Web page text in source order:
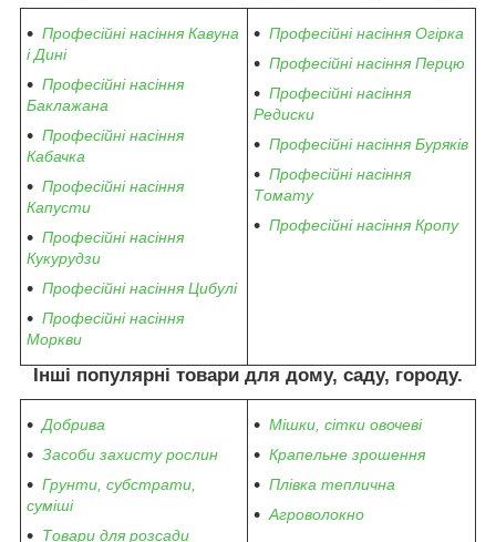
Професійні насіння Кавуна
і Дині
Професійні насіння
Баклажана
Професійні насіння
Кабачка
Професійні насіння
Капусти
Професійні насіння
Кукурудзи
Професійні насіння Цибулі
Професійні насіння
Моркви
Професійні насіння Огірка
Професійні насіння Перцю
Професійні насіння
Редиски
Професійні насіння Буряків
Професійні насіння
Томату
Професійні насіння Кропу
Інші популярні товари для дому, саду, городу.
Добрива
Засоби захисту рослин
Грунти, субстрати,
суміші
Товари для розсади
Мішки, сітки овочеві
Крапельне зрошення
Плівка теплична
Агроволокно